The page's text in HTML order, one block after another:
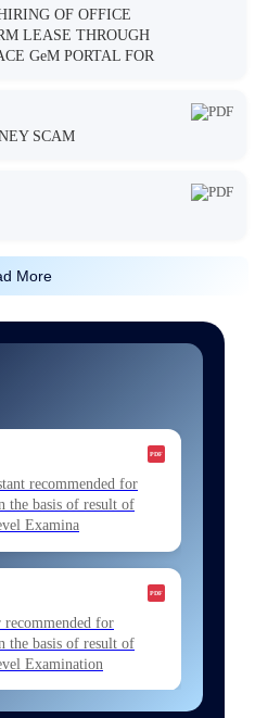
OF OFFICE
LEASE THROUGH
GeM PORTAL FOR
SCAM
More
recommended for
the basis of result of
Examina
for
the basis of result of
Examination